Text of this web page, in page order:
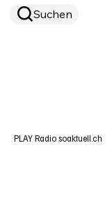
Suchen
PLAY Radio soaktuell.ch